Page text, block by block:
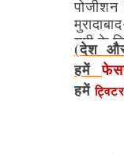
पोजीशन
यूपीके
(देश
हमें
हमेंट्विटर